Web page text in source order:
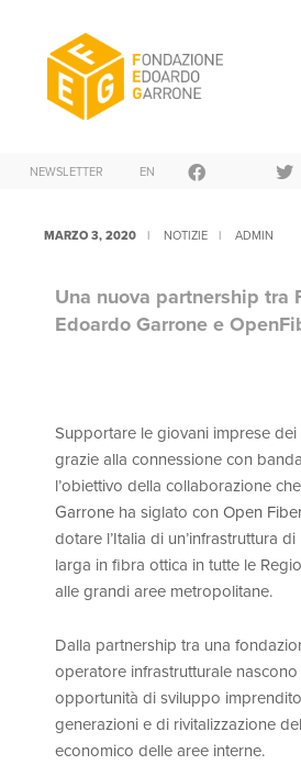
NEWSLETTER EN
MARZO 3, 2020 | NOTIZIE | ADMIN
Una nuova partnership tra
Edoardo Garrone e
Supportare le giovani imprese
grazie alla connessione con
l’obiettivo della collaborazione che
Garrone ha siglato con Open
dotare l’Italia di un’infrastruttura
larga in fibra ottica in tutte le
alle grandi aree metropolitane.
Dalla partnership tra una
operatore infrastrutturale
opportunità di sviluppo
generazioni e di rivitalizzazione
economico delle aree interne.